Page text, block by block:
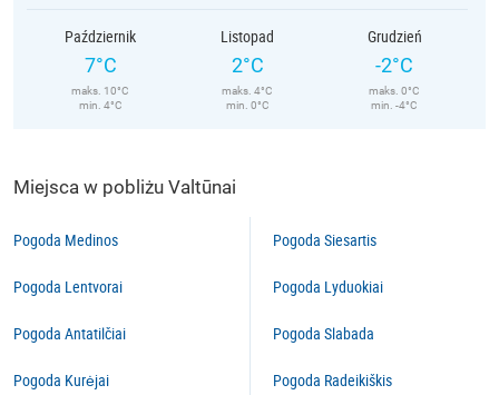
Październik
7°C
maks. 10°C
min. 4°C
Listopad
2°C
maks. 4°C
min. 0°C
Grudzień
-2°C
maks. 0°C
min. -4°C
Miejsca w pobliżu Valtūnai
Pogoda Medinos
Pogoda Lentvorai
Pogoda Antatilčiai
Pogoda Kurėjai
Pogoda Siesartis
Pogoda Lyduokiai
Pogoda Slabada
Pogoda Radeikiškis